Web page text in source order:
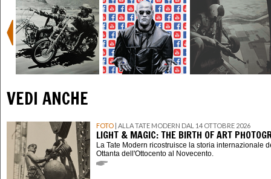
VEDI ANCHE
FOTO | ALLA TATE MODERN DAL 14 OTTOBRE 2026
LIGHT & MAGIC: THE BIRTH OF ART
La Tate Modern ricostruisce la storia internazionale
Ottanta dell'Ottocento al Novecento.